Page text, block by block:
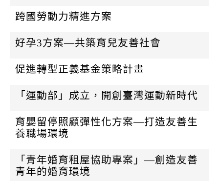
跨國勞動力精進方案
好孕3方案—共築育兒友善社會
促進轉型正義基金策略計畫
「運動部」成立，開創臺灣運動新時代
育嬰留停照顧彈性化方案—打造友善生
養職場環境
「青年婚育租屋協助專案」—創造友善
青年的婚育環境